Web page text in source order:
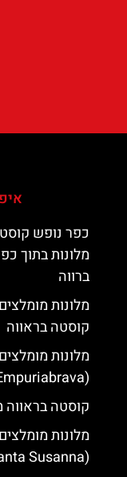
כפר נופש
מלונות בתוך
ברווה
קוסטה בראווה
מלונות
(Empuriabrava)
קוסטה בראווה
מלונות
(Santa Susanna)